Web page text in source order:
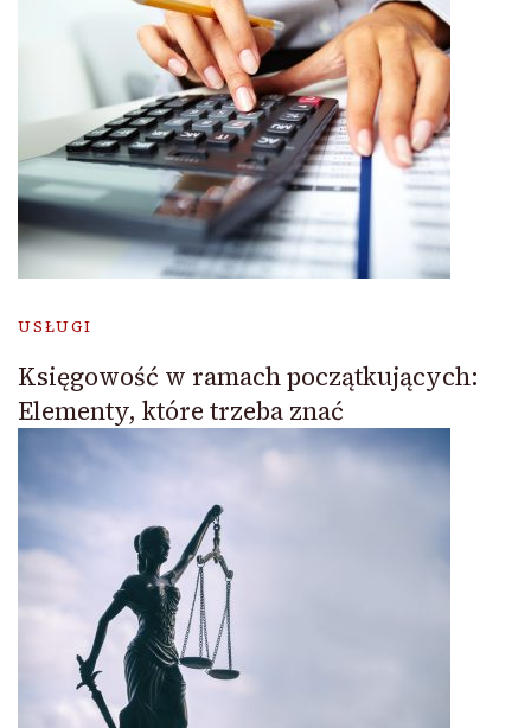
USŁUGI
Księgowość w ramach początkujących:
Elementy, które trzeba znać